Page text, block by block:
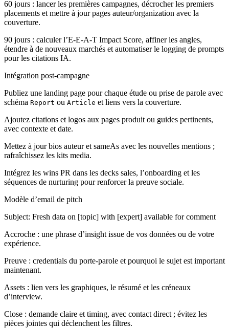
60 jours : lancer les premières campagnes, décrocher les premiers
placements et mettre à jour pages auteur/organization avec la
couverture.
90 jours : calculer l’E‑E‑A‑T Impact Score, affiner les angles,
étendre à de nouveaux marchés et automatiser le logging de prompts
pour les citations IA.
Intégration post‑campagne
Publiez une landing page pour chaque étude ou prise de parole avec
schéma Report ou Article et liens vers la couverture.
Ajoutez citations et logos aux pages produit ou guides pertinents,
avec contexte et date.
Mettez à jour bios auteur et sameAs avec les nouvelles mentions ;
rafraîchissez les kits media.
Intégrez les wins PR dans les decks sales, l’onboarding et les
séquences de nurturing pour renforcer la preuve sociale.
Modèle d’email de pitch
Subject: Fresh data on [topic] with [expert] available for comment
Accroche : une phrase d’insight issue de vos données ou de votre
expérience.
Preuve : credentials du porte‑parole et pourquoi le sujet est important
maintenant.
Assets : lien vers les graphiques, le résumé et les créneaux
d’interview.
Close : demande claire et timing, avec contact direct ; évitez les
pièces jointes qui déclenchent les filtres.